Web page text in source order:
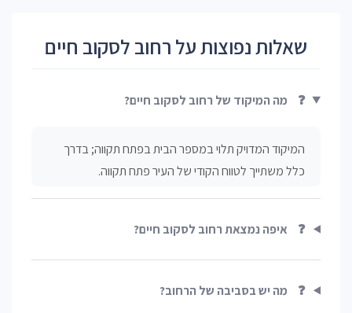
שאלות נפוצות על רחוב לסקוב חיים
❓ מה המיקוד של רחוב לסקוב חיים?
המיקוד המדויק תלוי במספר הבית בפתח תקווה; בדרך
כלל משתייך לטווח הקודי של העיר פתח תקווה.
❓ איפה נמצאת רחוב לסקוב חיים?
❓ מה יש בסביבה של הרחוב?